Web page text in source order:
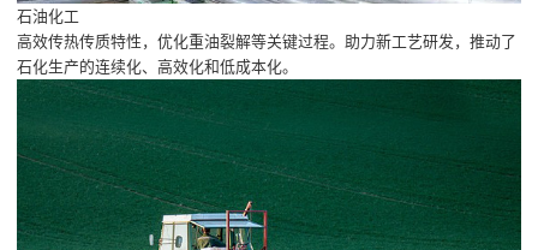
石油化工
高效传热传质特性，优化重油裂解等关键过程。助力新工艺研发，推动了
石化生产的连续化、高效化和低成本化。